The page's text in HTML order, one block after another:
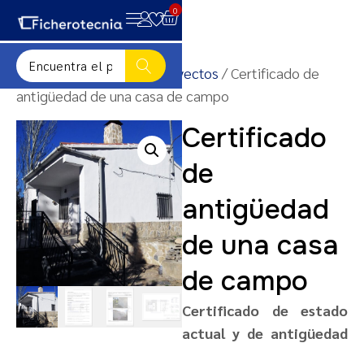
0
Inicio/Plantillas para proyectos / Certificado de
antigüedad de una casa de campo
Certificado
de
antigüedad
de una casa
de campo
Certificado de estado
actual y de antigüedad